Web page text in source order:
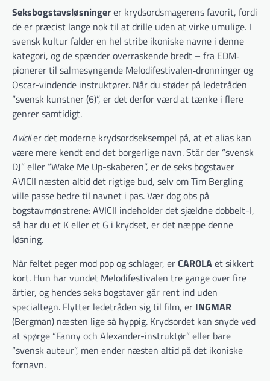
Seksbogstavsløsningerer krydsordsmagerens favorit, fordi
de er præcist lange nok til at drille uden at virke umulige. I
svensk kultur falder en hel stribe ikoniske navne i denne
kategori, og de spænder overraskende bredt – fra EDM‐
pionerer til salmesyngende Melodifestivalen‐dronninger og
Oscar-vindende instruktører. Når du støder på ledetråden
“svensk kunstner (6)”, er det derfor værd at tænke i flere
genrer samtidigt.
Aviciier det moderne krydsordseksempel på, at et alias kan
være mere kendt end det borgerlige navn. Står der “svensk
DJ” eller “Wake Me Up-skaberen”, er de seks bogstaver
AVICII næsten altid det rigtige bud, selv om Tim Bergling
ville passe bedre til navnet i pas. Vær dog obs på
bogstavmønstrene: AVICII indeholder det sjældne dobbelt-I,
så har du et K eller et G i krydset, er det næppe denne
løsning.
Når feltet peger mod pop og schlager, erCAROLAet sikkert
kort. Hun har vundet Melodifestivalen tre gange over fire
årtier, og hendes seks bogstaver går rent ind uden
specialtegn. Flytter ledetråden sig til film, er INGMAR
(Bergman) næsten lige så hyppig. Krydsordet kan snyde ved
at spørge “Fanny och Alexander-instruktør” eller bare
“svensk auteur”, men ender næsten altid på det ikoniske
fornavn.